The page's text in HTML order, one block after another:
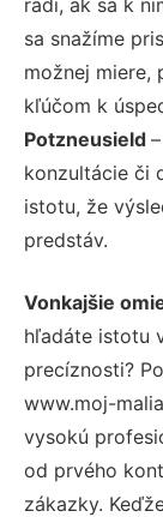
sa snažíme
možnej miere,
kľúčom k
Potzneusield
konzultácie či
istotu, že
predstáv.
Vonkajšie
hľadáte istotu
precíznosti?
www.moj-
vysokú
od prvého
zákazky.